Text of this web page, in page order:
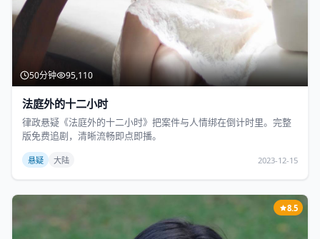
50分钟 95,110
法庭外的十二小时
律政悬疑《法庭外的十二小时》把案件与人情绑在倒计时里。完整
版免费追剧，清晰流畅即点即播。
悬疑 大陆 2023-12-15
8.5